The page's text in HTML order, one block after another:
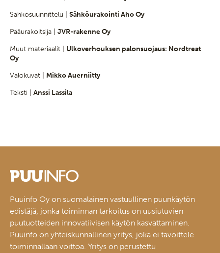
Sähkösuunnittelu | Sähköurakointi Aho Oy
Pääurakoitsija | JVR-rakenne Oy
Muut materiaalit | Ulkoverhouksen palonsuojaus: Nordtreat
Oy
Valokuvat | Mikko Auerniitty
Teksti | Anssi Lassila
Puuinfo Oy on suomalainen vastuullinen puunkäytön
edistäjä, jonka toiminnan tarkoitus on uusiutuvien
puutuotteiden innovatiivisen käytön kasvattaminen.
Puuinfo on yhteiskunnallinen yritys, joka ei tavoittele
toiminnallaan voittoa. Yritys on perustettu